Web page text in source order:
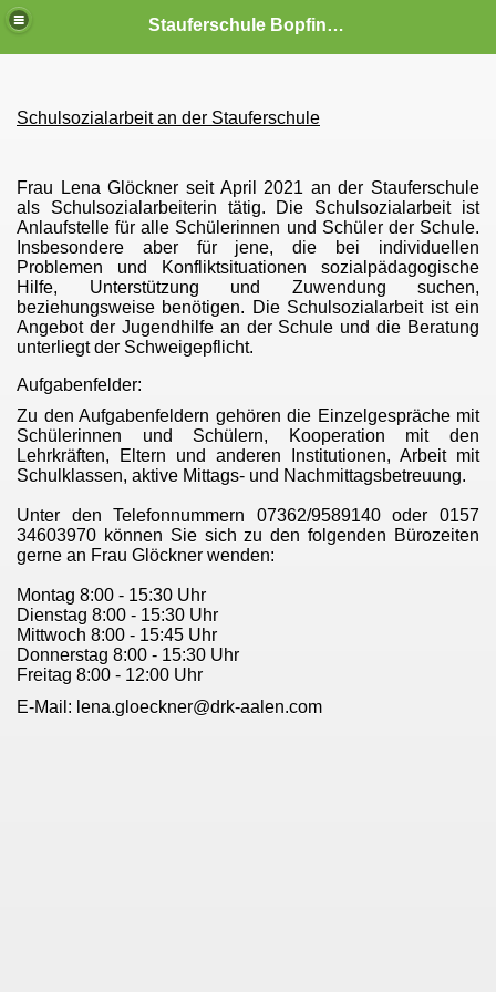
Stauferschule Bopfingen
Schulsozialarbeit an der Stauferschule
Frau Lena Glöckner seit April 2021 an der Stauferschule
als Schulsozialarbeiterin tätig. Die Schulsozialarbeit ist
Anlaufstelle für alle Schülerinnen und Schüler der Schule.
Insbesondere aber für jene, die bei individuellen
Problemen und Konfliktsituationen sozialpädagogische
Hilfe, Unterstützung und Zuwendung suchen,
beziehungsweise benötigen. Die Schulsozialarbeit ist ein
Angebot der Jugendhilfe an der Schule und die Beratung
unterliegt der Schweigepflicht.
Aufgabenfelder:
Zu den Aufgabenfeldern gehören die Einzelgespräche mit
Schülerinnen und Schülern, Kooperation mit den
Lehrkräften, Eltern und anderen Institutionen, Arbeit mit
Schulklassen, aktive Mittags- und Nachmittagsbetreuung.
Unter den Telefonnummern 07362/9589140oder 0157
34603970 können Sie sich zu den folgenden Bürozeiten
gerne an Frau Glöckner wenden:
Montag 8:00 - 15:30 Uhr
Dienstag 8:00 - 15:30 Uhr
Mittwoch 8:00 - 15:45 Uhr
Donnerstag 8:00 - 15:30 Uhr
Freitag 8:00 - 12:00 Uhr
E-Mail: lena.gloeckner@drk-aalen.com